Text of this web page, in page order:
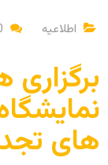
اطلاعیه
های